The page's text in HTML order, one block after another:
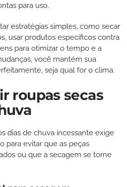
para uso.
estratégias simples, como secar
usar produtos específicos contra
para otimizar o tempo e a
você mantém sua
seja qual for o clima.
roupas secas
dias de chuva incessante exige
para evitar que as peças
ou que a secagem se torne